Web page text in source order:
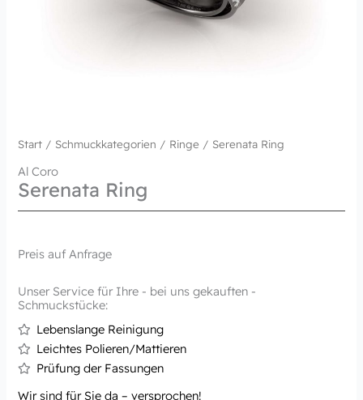
Start / Schmuckkategorien / Ringe / Serenata Ring
Al Coro
Serenata Ring
Preis auf Anfrage
Unser Service für Ihre - bei uns gekauften -
Schmuckstücke:
Lebenslange Reinigung
Leichtes Polieren/Mattieren
Prüfung der Fassungen
Wir sind für Sie da – versprochen!